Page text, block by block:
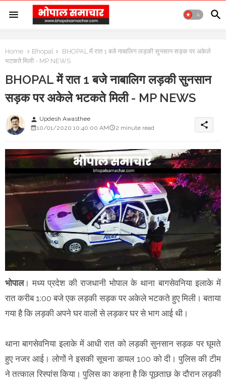
Home Bhopal
BHOPAL में रात 1 बजे नाबालिग लड़की सुनसान सड़क पर अकेले
भटकते मिली - MP NEWS
BHOPAL में रात 1 बजे नाबालिग लड़की सुनसान
सड़क पर अकेले भटकते मिली - MP NEWS
person Updesh Awasthee
10/01/2020 10:40:00 AM
2 minute read share
भोपाल। मध्य प्रदेश की राजधानी भोपाल के थाना बागसेवनिया इलाके में
रात करीब 1:00 बजे एक लड़की सड़क पर अकेले भटकते हुए मिली। बताया
गया है कि लड़की अपने घर वालों से लड़कर घर से भाग आई थी।
थाना बागसेवनिया इलाके में आधी रात को लड़की सुनसान सड़क पर घूमते
हुए नजर आई। लोगों ने इसकी सूचना डायल 100 को दी। पुलिस की टीम
ने तत्काल रिस्पांस किया। पुलिस का कहना है कि पूछताछ के दौरान लड़की